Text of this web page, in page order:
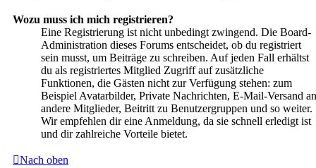
Wozu muss ich mich registrieren?
Eine Registrierung ist nicht unbedingt zwingend. Die Board-
Administration dieses Forums entscheidet, ob du registriert
sein musst, um Beiträge zu schreiben. Auf jeden Fall erhältst
du als registriertes Mitglied Zugriff auf zusätzliche
Funktionen, die Gästen nicht zur Verfügung stehen: zum
Beispiel Avatarbilder, Private Nachrichten, E-Mail-Versand an
andere Mitglieder, Beitritt zu Benutzergruppen und so weiter.
Wir empfehlen dir eine Anmeldung, da sie schnell erledigt ist
und dir zahlreiche Vorteile bietet.
Nach oben